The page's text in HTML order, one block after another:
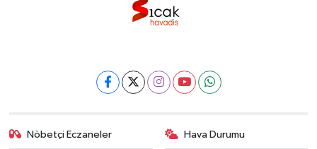
Nöbetçi Eczaneler Hava Durumu